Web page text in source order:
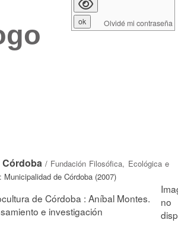
/ Fundación Filosófica, Ecológica e
Municipalidad de Córdoba (2007)
de Córdoba : Aníbal Montes.
e investigación
Olvidé mi contraseña